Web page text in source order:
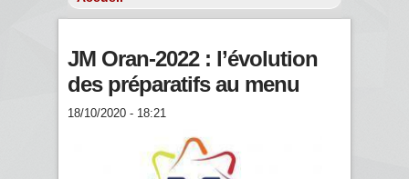
JM Oran-2022 : l’évolution
des préparatifs au menu
18/10/2020 - 18:21